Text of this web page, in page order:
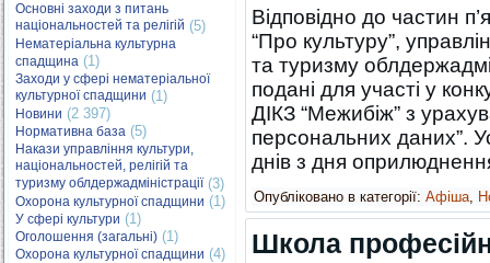
Основні заходи з питань
національностей та релігій (5)
Нематеріальна культурна
спадщина (1)
Заходи у сфері нематеріальної
культурної спадщини (1)
Новини (2 397)
Нормативна база (5)
Накази управління культури,
національностей, релігій та
туризму облдержадміністрації(3)
Охорона культурної спадщини (1)
У сфері культури (1)
Оголошення (загальні) (1)
Охорона культурної спадщини (4)
Відповідно до частин
“Про культуру”,
та туризму
подані для участі у
ДІКЗ “Межибіж” з
персональних даних”.
днів з дня
Опубліковано в категорії: Афіша,
Школа